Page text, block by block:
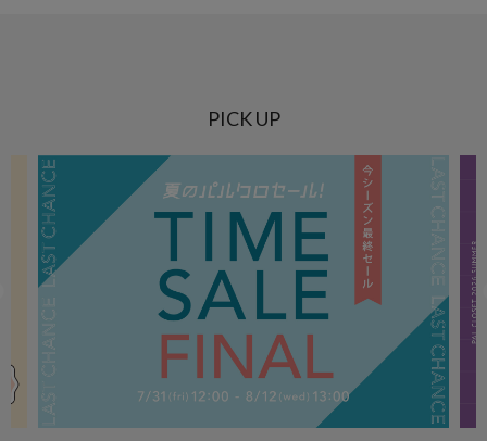
PICK UP